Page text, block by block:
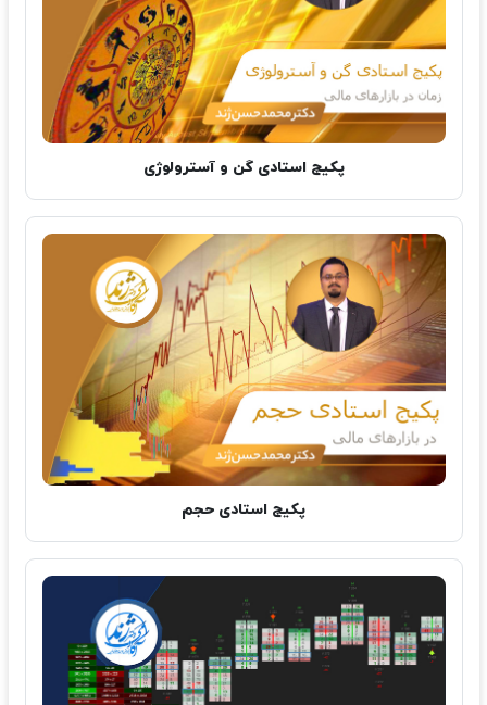
پکیج استادی گن و آسترولوژی
پکیج استادی حجم